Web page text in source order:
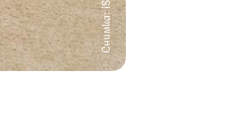
Снимка: iStock